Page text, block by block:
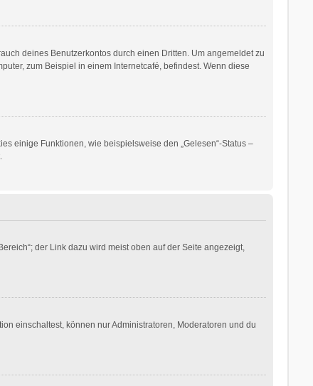
deines Benutzerkontos durch einen Dritten. Um angemeldet zu
zum Beispiel in einem Internetcafé, befindest. Wenn diese
einige Funktionen, wie beispielsweise den „Gelesen“-Status –
der Link dazu wird meist oben auf der Seite angezeigt,
einschaltest, können nur Administratoren, Moderatoren und du